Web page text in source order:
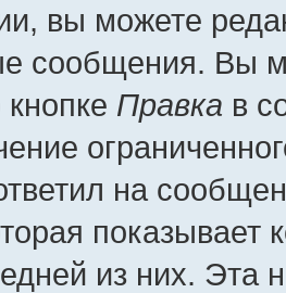
вы можете
сообщения. Вы
Правка в
на
показывает
из них. Эта